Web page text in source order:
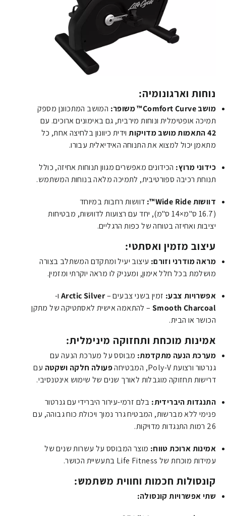
נוחות וארגונומיה:
מושב Comfort Curve™ משופר:
המושב המתכוונן מספק
תמיכה אופטימלית ונוחות מירבית, גם באימונים ארוכים. עם
42 התאמות מושב מדויקות
וידית כיוונון בלחיצה אחת, כל
מתאמן יכול למצוא את התנוחה האידיאלית עבורו.
כידוני מרוץ: הכידונים מאפשרים מגוון תנוחות אחיזה, כולל
תנוחת רכיבה ספורטיבית, לתמיכה מלאה בנוחות המשתמש.
דוושות Wide Ride™:
דוושות רחבות במיוחד
(
16.7 ס"מ×
14ס"מ), יחד עם רצועות לדוושות, מבטיחות
יציבות ואחיזה בטוחה של כפות הרגליים.
עיצוב מזמין ואסתטי:
מראה מודרני וזורם: עיצוב יעיל ומתקדם המשתלב בצורה
מושלמת בכל חלל אימון, ומעניק לו מראה יוקרתי ומזמין.
אפשרויות צבע: זמין בשני צבעים –Arctic Silver ו-
Smooth Charcoal – להתאמה אישית לאסתטיקה של מתקן
הכושר או הבית.
אמינות מוכחת ותחזוקה מינימלית:
מערכת הנעה מתקדמת: מבוסס על מערכת הנעה עם
גנרטור ורצועת Poly-V, המבטיחה
פעולה חלקה ושקטה עם
דרישות תחזוקה מוגבלות לאורך שנים של שימוש אינטנסיבי.
התנגדות היברידית: בלם זרמי-עירור היברידי עם גנרטור
פנימי ללא מברשות, המבטיח גרר נמוך ויכולת כוח גבוהה, עם
26 רמות התנגדות מדויקות.
אמינות ארוכת טווח: מוצר המבוסס על עשרות שנים של
עמידות מוכחת של Life Fitness בתעשיית הכושר.
קונסולות חכמות וחווית משתמש:
שתי אפשרויות קונסולה: